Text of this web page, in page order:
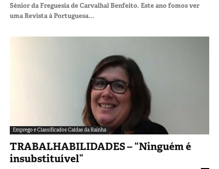
Sénior da Freguesia de Carvalhal Benfeito. Este ano fomos ver
uma Revista à Portuguesa...
Emprego e Classificados Caldas da Rainha
TRABALHABILIDADES – “Ninguém é
insubstituível”